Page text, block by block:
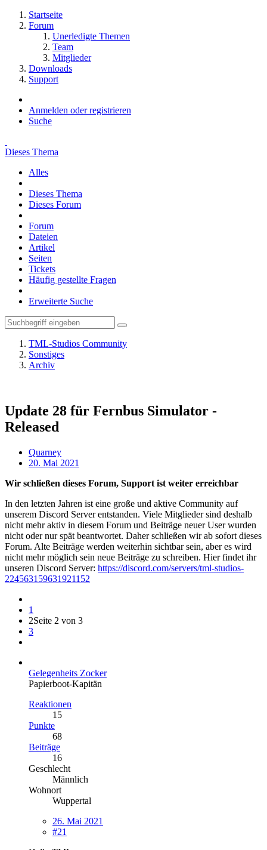
Startseite
Forum
Unerledigte Themen
Team
Mitglieder
Downloads
Support
Anmelden oder registrieren
Suche
Dieses Thema
Alles
Dieses Thema
Dieses Forum
Forum
Dateien
Artikel
Seiten
Tickets
Häufig gestellte Fragen
Erweiterte Suche
TML-Studios Community
Sonstiges
Archiv
Update 28 für Fernbus Simulator -
Released
Quarney
20. Mai 2021
Wir schließen dieses Forum, Support ist weiter erreichbar
In den letzten Jahren ist eine große und aktive Community auf
unserem Discord Server entstanden. Viele Mitglieder sind deshalb
nicht mehr aktiv in diesem Forum und Beiträge neuer User wurden
nicht oder nur spät beantwortet. Daher schließen wir ab sofort dieses
Forum. Alte Beiträge werden weiterhin sichtbar sein, aber es wird
nicht mehr möglich sein neue Beiträge zu schreiben. Hier findet ihr
unseren Discord Server: https://discord.com/servers/tml-studios-
224563159631921152
1
2Seite 2 von 3
3
Gelegenheits Zocker
Papierboot-Kapitän
Reaktionen
15
Punkte
68
Beiträge
16
Geschlecht
Männlich
Wohnort
Wuppertal
26. Mai 2021
#21